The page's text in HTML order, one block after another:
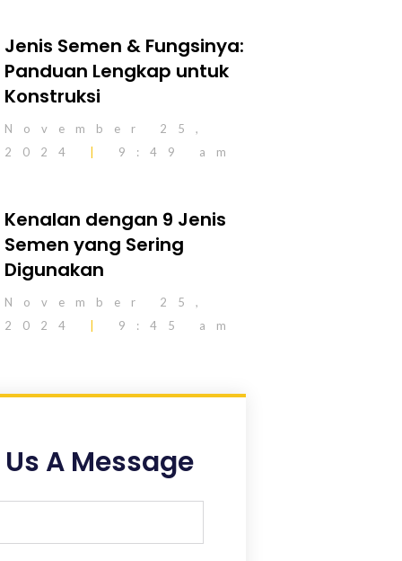
Jenis Semen & Fungsinya:
Panduan Lengkap untuk
Konstruksi
November 25,
2024
9:49 am
Kenalan dengan 9 Jenis
Semen yang Sering
Digunakan
November 25,
2024
9:45 am
A Message